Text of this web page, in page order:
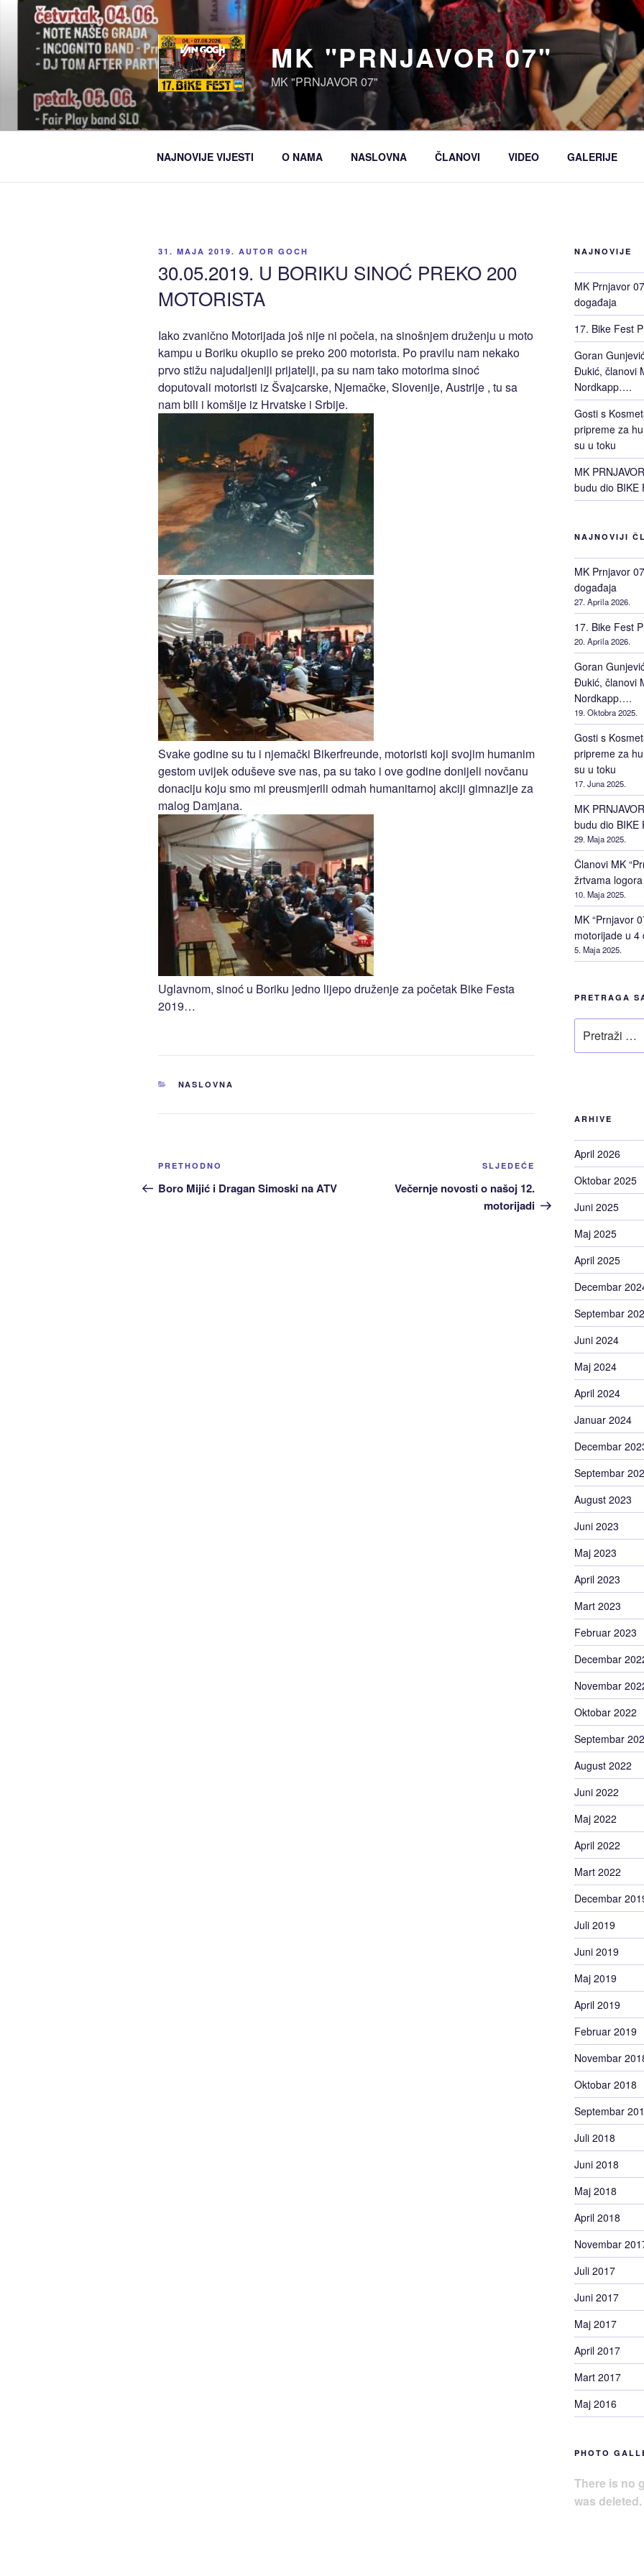
MK "PRNJAVOR 07"
MK "PRNJAVOR 07"
NAJNOVIJE VIJESTI O NAMA NASLOVNA ČLANOVI VIDEO GALERIJE
OBJAVLJENO
31. MAJA 2019. AUTOR GOCH
30.05.2019. U BORIKU SINOĆ PREKO 200
MOTORISTA
Iako zvanično Motorijada još nije ni počela, na sinošnjem druženju u moto
kampu u Boriku okupilo se preko 200 motorista. Po pravilu nam nekako
prvo stižu najudaljeniji prijatelji, pa su nam tako motorima sinoć
doputovali motoristi iz Švajcarske, Njemačke, Slovenije, Austrije , tu sa
nam bili i komšije iz Hrvatske i Srbije.
Svake godine su tu i njemački Bikerfreunde, motoristi koji svojim humanim
gestom uvijek oduševe sve nas, pa su tako i ove godine donijeli novčanu
donaciju koju smo mi preusmjerili odmah humanitarnoj akciji gimnazije za
malog Damjana.
Uglavnom, sinoć u Boriku jedno lijepo druženje za početak Bike Festa
2019…
KATEGORIJE
NASLOVNA
Navigacija
članaka
Prethodni
članak:
PRETHODNO
Boro Mijić i Dragan Simoski na ATV
Sljedeća
SLJEDEĆE
Večernje novosti o našoj 12.
motorijadi
NAJNOVIJE
MK Prnjavor
događaja
17. Bike Fest
Goran
Đukić, članovi
Nordkapp….
Gosti s
pripreme za
su u toku
MK
budu dio BIKE
NAJNOVIJI
MK Prnjavor
događaja
27. Aprila 2026.
17. Bike Fest
20. Aprila 2026.
Goran
Đukić, članovi
Nordkapp….
19. Oktobra 2025.
Gosti s
pripreme za
su u toku
17. Juna 2025.
MK
budu dio BIKE
29. Maja 2025.
Članovi MK
žrtvama
10. Maja 2025.
MK “Prnjavor
motorijade u 4
5. Maja 2025.
PRETRAGA
ARHIVE
April 2026
Oktobar 2025
Juni 2025
Maj 2025
April 2025
Decembar
Septembar
Juni 2024
Maj 2024
April 2024
Januar 2024
Decembar
Septembar
August 2023
Juni 2023
Maj 2023
April 2023
Mart 2023
Februar 2023
Decembar
Novembar
Oktobar 2022
Septembar
August 2022
Juni 2022
Maj 2022
April 2022
Mart 2022
Decembar
Juli 2019
Juni 2019
Maj 2019
April 2019
Februar 2019
Novembar
Oktobar 2018
Septembar
Juli 2018
Juni 2018
Maj 2018
April 2018
Novembar
Juli 2017
Juni 2017
Maj 2017
April 2017
Mart 2017
Maj 2016
PHOTO
There is no
was deleted.